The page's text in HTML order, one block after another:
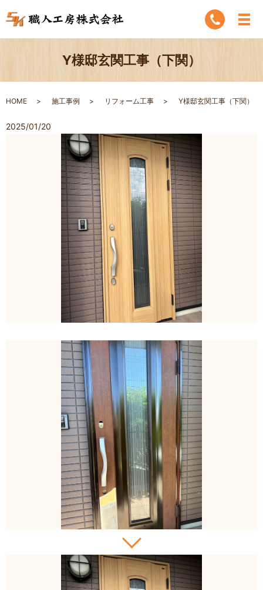
Y様邸玄関工事（下関）
HOME 施工事例 リフォーム工事 Y様邸玄関工事（下関）
2025/01/20